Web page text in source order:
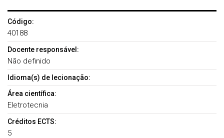
Código:
40188
Docente responsável:
Não definido
Idioma(s) de lecionação:
Área científica:
Eletrotecnia
Créditos ECTS:
5